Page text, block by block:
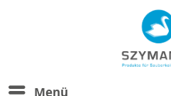
Menü